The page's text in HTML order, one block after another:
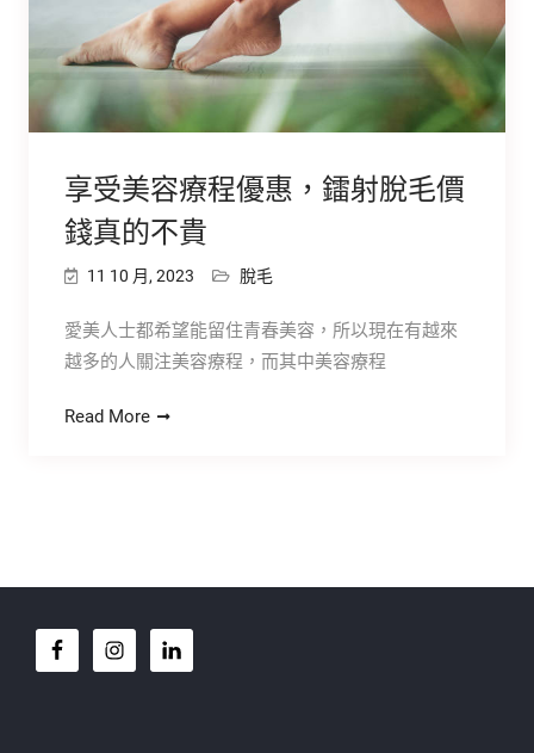
享受美容療程優惠，鐳射脫毛價
錢真的不貴
11 10 月, 2023 脫毛
愛美人士都希望能留住青春美容，所以現在有越來
越多的人關注美容療程，而其中美容療程
Read More